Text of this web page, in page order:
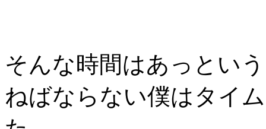
そんな時間はあっとい
ねばならない僕はタイ